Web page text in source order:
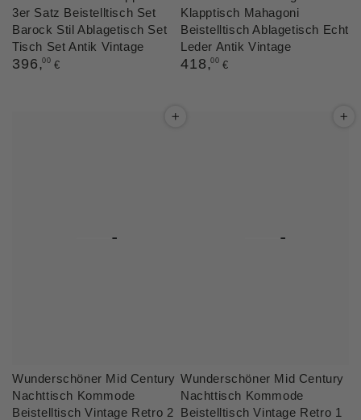
3er Satz Beistelltisch Set
Barock Stil Ablagetisch Set
Tisch Set Antik Vintage
Regulärer
396,00 €
Klapptisch Mahagoni
Beistelltisch Ablagetisch Echt
Leder Antik Vintage
Regulärer
418,00 €
Wunderschöner Mid Century
Nachttisch Kommode
Beistelltisch Vintage Retro 2
Wunderschöner Mid Century
Nachttisch Kommode
Beistelltisch Vintage Retro 1